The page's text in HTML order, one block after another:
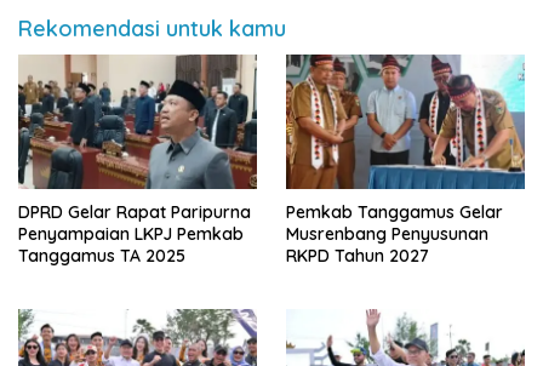
Rekomendasi untuk kamu
DPRD Gelar Rapat Paripurna
Penyampaian LKPJ Pemkab
Tanggamus TA 2025
Pemkab Tanggamus Gelar
Musrenbang Penyusunan
RKPD Tahun 2027